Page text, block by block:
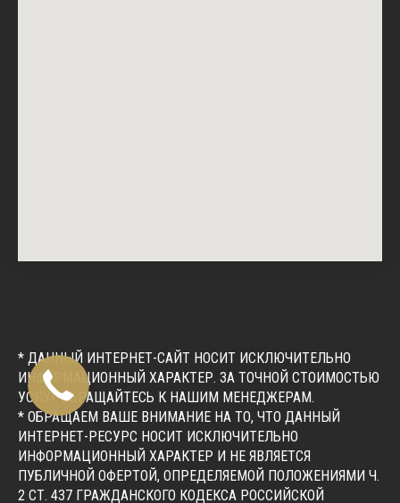
* ДАННЫЙ ИНТЕРНЕТ-САЙТ НОСИТ ИСКЛЮЧИТЕЛЬНО
ИНФОРМАЦИОННЫЙ ХАРАКТЕР. ЗА ТОЧНОЙ СТОИМОСТЬЮ
УСЛУГ ОБРАЩАЙТЕСЬ К НАШИМ МЕНЕДЖЕРАМ.
* ОБРАЩАЕМ ВАШЕ ВНИМАНИЕ НА ТО, ЧТО ДАННЫЙ
ИНТЕРНЕТ-РЕСУРС НОСИТ ИСКЛЮЧИТЕЛЬНО
ИНФОРМАЦИОННЫЙ ХАРАКТЕР И НЕ ЯВЛЯЕТСЯ
ПУБЛИЧНОЙ ОФЕРТОЙ, ОПРЕДЕЛЯЕМОЙ ПОЛОЖЕНИЯМИ Ч.
2 СТ. 437 ГРАЖДАНСКОГО КОДЕКСА РОССИЙСКОЙ